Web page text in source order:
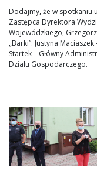
Dodajmy, że w spotkaniu
Zastępca Dyrektora
Wojewódzkiego,
„Barki”: Justyna
Startek – Główny
Działu Gospodarczego.